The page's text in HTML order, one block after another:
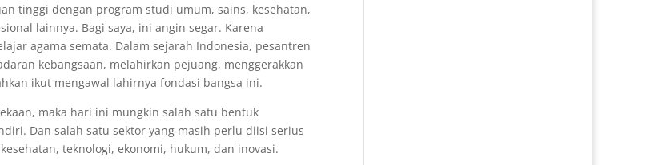
tinggi dengan program studi umum, sains, kesehatan,
lainnya. Bagi saya, ini angin segar. Karena
agama semata. Dalam sejarah Indonesia, pesantren
kebangsaan, melahirkan pejuang, menggerakkan
ikut mengawal lahirnya fondasi bangsa ini.
maka hari ini mungkin salah satu bentuk
Dan salah satu sektor yang masih perlu diisi serius
teknologi, ekonomi, hukum, dan inovasi.